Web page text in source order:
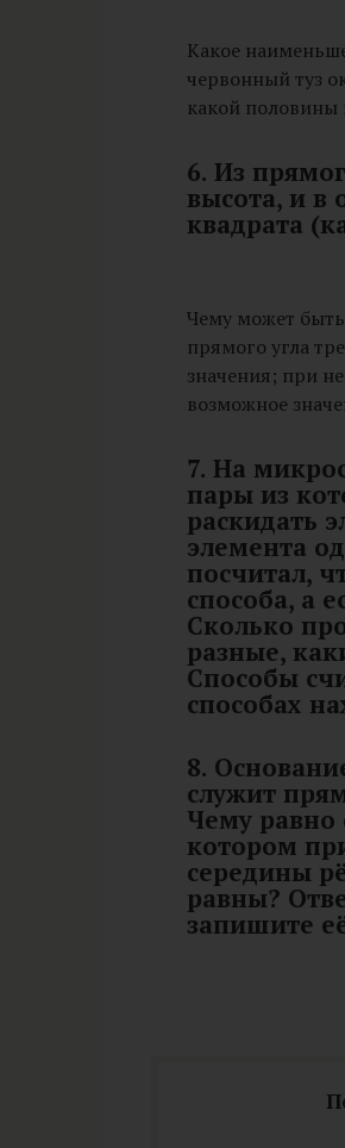
Какое
червонный туз
какой половины
6. Из
высота, и в
квадрата
Чему может
прямого угла
значения; при
возможное
7. На
пары из
раскидать
элемента
посчитал,
способа, а
Сколько
разные,
Способы
способах
8.
служит
Чему
котором
середины
равны?
запишите